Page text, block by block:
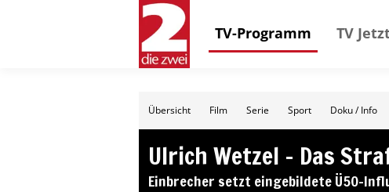
TV-Programm TV
Übersicht Film Serie Sport Doku / Info
Ulrich Wetzel – Das
Einbrecher setzt eingebildete Ü50-